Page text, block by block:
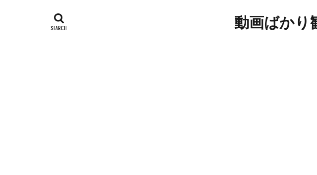
動画ばかり